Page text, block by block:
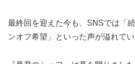
最終回を迎えた今も、SNSでは「
ンオフ希望」といった声が溢れてい